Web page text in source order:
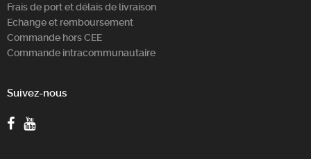
Frais de port et délais de livraison
Echange et remboursement
Commande hors CEE
Commande intracommunautaire
Suivez-nous